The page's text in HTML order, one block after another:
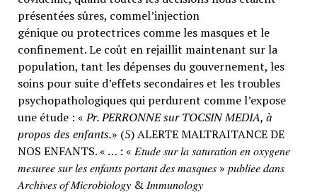
présentées sûres, commel’injection
génique ou protectrices comme les masques et le
confinement. Le coût en rejaillit maintenant sur la
population, tant les dépenses du gouvernement, les
soins pour suite d’effets secondaires et les troubles
psychopathologiques qui perdurent comme l’expose
une étude : «Pr. PERRONNE sur TOCSIN MEDIA, à
propos des enfants.» (5) ALERTE MALTRAITANCE DE
NOS ENFANTS. « … : « 𝐸𝑡𝑢𝑑𝑒 𝑠𝑢𝑟 𝑙𝑎 𝑠𝑎𝑡𝑢𝑟𝑎𝑡𝑖𝑜𝑛 𝑒𝑛 𝑜𝑥𝑦𝑔𝑒𝑛𝑒
𝑚𝑒𝑠𝑢𝑟𝑒𝑒 𝑠𝑢𝑟 𝑙𝑒𝑠 𝑒𝑛𝑓𝑎𝑛𝑡𝑠 𝑝𝑜𝑟𝑡𝑎𝑛𝑡 𝑑𝑒𝑠 𝑚𝑎𝑠𝑞𝑢𝑒𝑠 » 𝑝𝑢𝑏𝑙𝑖𝑒𝑒 𝑑𝑎𝑛𝑠
𝐴𝑟𝑐ℎ𝑖𝑣𝑒𝑠 𝑜𝑓 𝑀𝑖𝑐𝑟𝑜𝑏𝑖𝑜𝑙𝑜𝑔𝑦 & 𝐼𝑚𝑚𝑢𝑛𝑜𝑙𝑜𝑔𝑦